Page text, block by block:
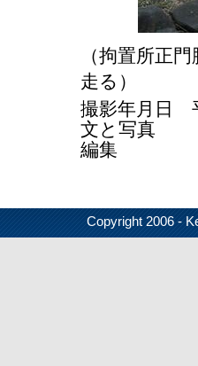
（拘置所正
走る）
撮影年月日
文と写真
編集
Copyright 2006 -